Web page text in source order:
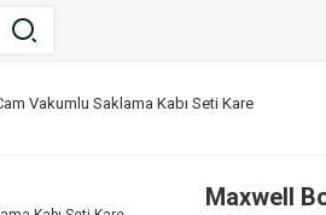
Vakumlu Saklama Kabı Seti Kare
Maxwell